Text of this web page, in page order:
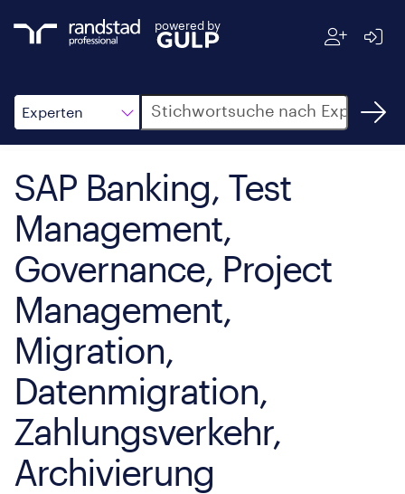
powered by
Experten
Suche
SAP Banking, Test
Management,
Governance, Project
Management,
Migration,
Datenmigration,
Zahlungsverkehr,
Archivierung